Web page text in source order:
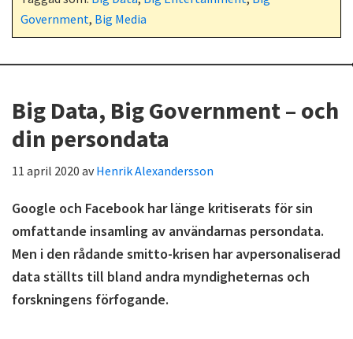
Government, Big Media
Big Data, Big Government – och
din persondata
11 april 2020 avHenrik Alexandersson
Google och Facebook har länge kritiserats för sin
omfattande insamling av användarnas persondata.
Men i den rådande smitto-krisen har avpersonaliserad
data ställts till bland andra myndigheternas och
forskningens förfogande.